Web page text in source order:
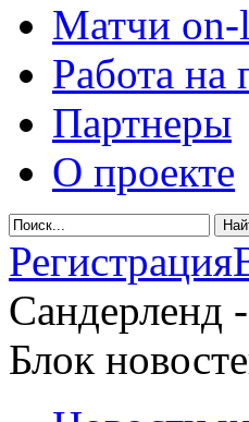
Матчи on-
Работа на
Партнеры
О проекте
Регистрация
Сандерленд
Блок